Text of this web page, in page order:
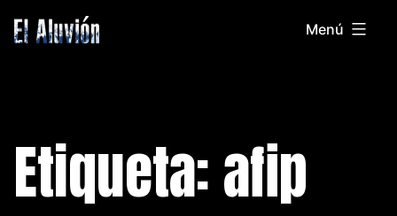
Saltar
El
Menú
Etiqueta:afip